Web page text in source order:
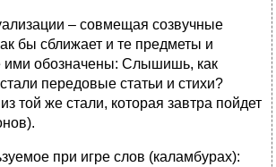
– совмещая созвучные
бы сближает и те предметы и
ими обозначены: Слышишь, как
передовые статьи и стихи?
той же стали, которая завтра пойдет
при игре слов (каламбурах):